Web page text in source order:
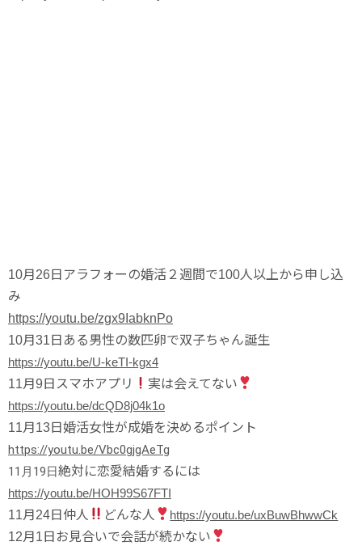
10月26日 アラフォーの婚活２週間で100人以上から申し込
み
https://youtu.be/zgx9IabknPo
10月31日 ある男性の数匹卵で双子ちゃん誕生
https://youtu.be/U-keTI-kgx4
11月9日 スマホアプリ
実は会えてない
https://youtu.be/dcQD8j04k1o
11月13日 婚活女性が成婚を決めるポイント
https://youtu.be/Vbc0gjgAeTg
11月19日絶対に恋愛結婚するには
https://youtu.be/HOH99S67FTI
11月24日仲人
どんな人
https://youtu.be/uxBuwBhwwCk
12月1日 お見合いで会話が続かない